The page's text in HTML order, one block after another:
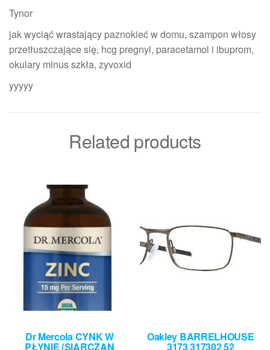
Tynor
jak wyciąć wrastający paznokieć w domu, szampon włosy
przetłuszczające się, hcg pregnyl, paracetamol i ibuprom,
okulary minus szkła, zyvoxid
yyyyy
Related products
Dr Mercola CYNK W
PŁYNIE (SIARCZAN
Oakley BARRELHOUSE
3173 317302 52